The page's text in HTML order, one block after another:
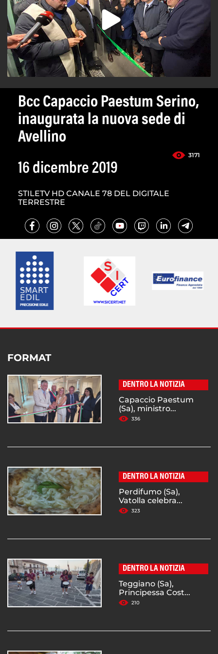
Bcc Capaccio Paestum Serino,
inaugurata la nuova sede di
Avellino
3171
16 dicembre 2019
STILETV HD CANALE 78 DEL DIGITALE
TERRESTRE
FORMAT
DENTRO LA NOTIZIA
Capaccio Paestum
(Sa), ministro...
336
DENTRO LA NOTIZIA
Perdifumo (Sa),
Vatolla celebra...
323
DENTRO LA NOTIZIA
Teggiano (Sa),
Principessa Cost...
210